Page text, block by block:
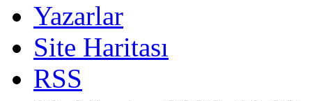
Yazarlar
Site Haritası
RSS